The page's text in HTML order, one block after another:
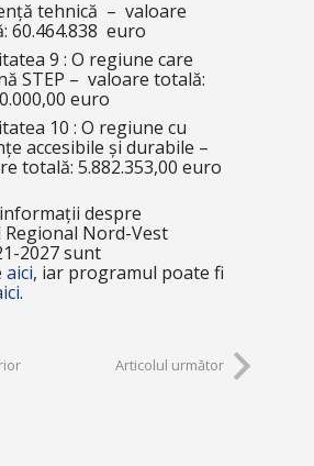
tehnică – valoare
60.464.838 euro
9 : O regiune care
STEP – valoare totală:
euro
10 : O regiune cu
accesibile și durabile –
totală: 5.882.353,00 euro
despre
Nord-Vest
2027 sunt
aici, iar programul poate fi
.
Articolul următor